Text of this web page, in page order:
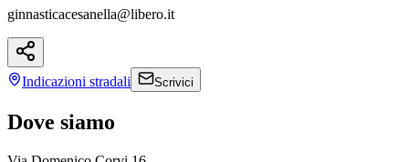
ginnasticacesanella@libero.it
Indicazioni stradali Scrivici
Dove siamo